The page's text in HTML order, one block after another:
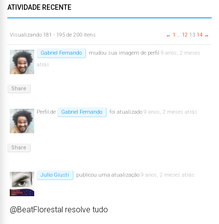
ATIVIDADE RECENTE
Visualizando 181 - 195 de 200 itens ← 1 … 12 13 14 →
Gabriel Fernando mudou sua imagem de perfil 9 anos, 2 meses
atrás
Share
Perfil de Gabriel Fernando foi atualizado 9 anos, 2 meses atrás
Share
Julio Giusti publicou uma atualização 9 anos, 2 meses atrás
@BeatFlorestal resolve tudo